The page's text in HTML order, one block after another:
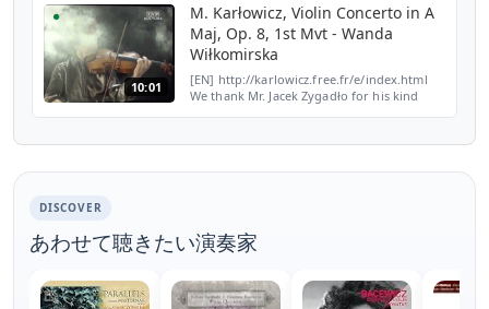
10:01
M. Karłowicz, Violin Concerto in A
Maj, Op. 8, 1st Mvt - Wanda
Wiłkomirska
[EN] http://karlowicz.free.fr/e/index.html
We thank Mr. Jacek Zygadło for his kind
http://karlo...
DISCOVER
あわせて聴きたい演奏家